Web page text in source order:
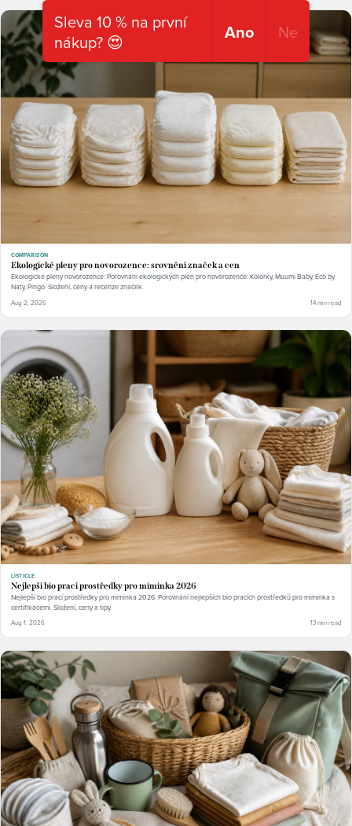
COMPARISON
Ekologické pleny pro novorozence: srovnění značek a cen
Ekologické pleny novorozence: Porovnání ekologických plen pro novorozence: Kolorky, Muumi Baby, Eco by
Naty, Pingo. Složení, ceny a recenze značek.
Aug 2, 2026 14 min read
LISTICLE
Nejlepší bio prací prostředky pro miminka 2026
Nejlepší bio prací prostředky pro miminka 2026: Porovnání nejlepších bio pracích prostředků pro miminka s
certifikacemi. Složení, ceny a tipy.
Aug 1, 2026 13 min read
Sleva 10 % na první
nákup? 😍
Ano Ne